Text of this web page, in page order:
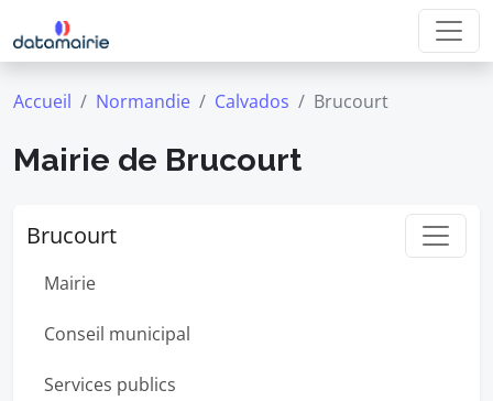
Accueil Normandie Calvados Brucourt
Mairie de Brucourt
Brucourt
Mairie
Conseil municipal
Services publics